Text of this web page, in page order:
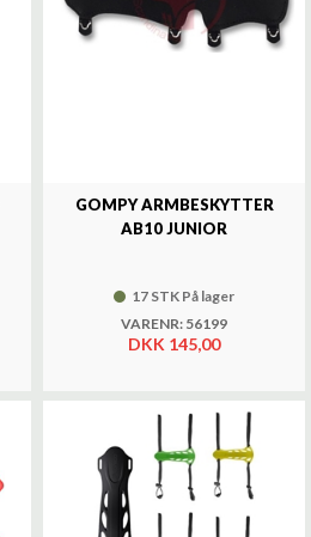
GOMPY ARMBESKYTTER
AB10 JUNIOR
17 STK På lager
VARENR: 56199
DKK 145,00